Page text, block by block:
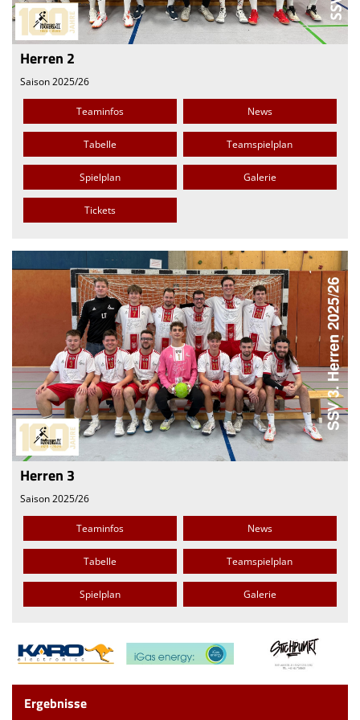
Herren 2
Saison 2025/26
Teaminfos News
Tabelle Teamspielplan
Spielplan Galerie
Tickets
Herren 3
Saison 2025/26
Teaminfos News
Tabelle Teamspielplan
Spielplan Galerie
Ergebnisse